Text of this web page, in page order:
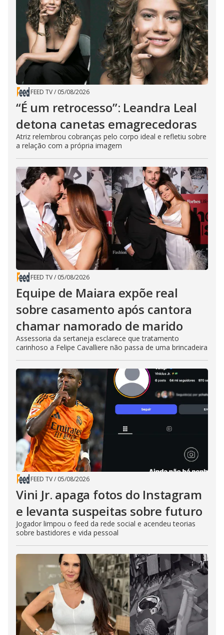
FEED TV/ 05/08/2026
“É um retrocesso”: Leandra Leal
detona canetas emagrecedoras
Atriz relembrou cobranças pelo corpo ideal e refletiu sobre
a relação com a própria imagem
FEED TV/ 05/08/2026
Equipe de Maiara expõe real
sobre casamento após cantora
chamar namorado de marido
Assessoria da sertaneja esclarece que tratamento
carinhoso a Felipe Cavalliere não passa de uma brincadeira
FEED TV/ 05/08/2026
Vini Jr. apaga fotos do Instagram
e levanta suspeitas sobre futuro
Jogador limpou o feed da rede social e acendeu teorias
sobre bastidores e vida pessoal